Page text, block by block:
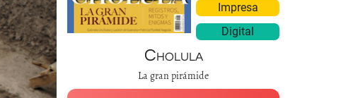
Impresa
Digital
Cholula
La gran pirámide